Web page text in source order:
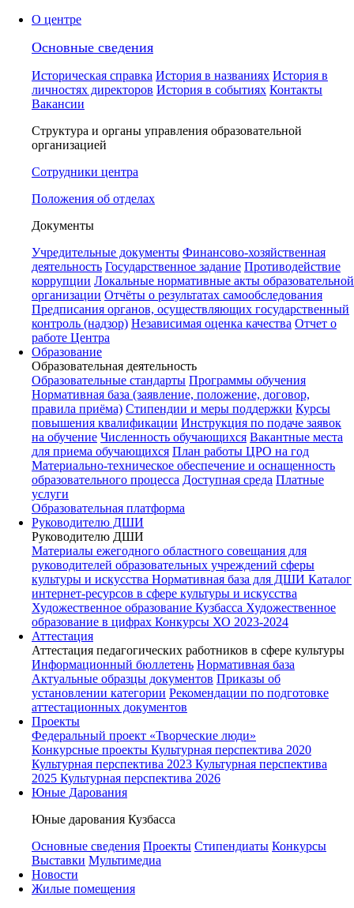
О центре
Основные сведения
Историческая справка История в названиях История в
личностях директоров История в событиях Контакты
Вакансии
Структура и органы управления образовательной
организацией
Сотрудники центра
Положения об отделах
Документы
Учредительные документы Финансово-хозяйственная
деятельность Государственное задание Противодействие
коррупции Локальные нормативные акты образовательной
организации Отчёты о результатах самообследования
Предписания органов, осуществляющих государственный
контроль (надзор) Независимая оценка качества Отчет о
работе Центра
Образование
Образовательная деятельность
Образовательные стандарты Программы обучения
Нормативная база (заявление, положение, договор,
правила приёма) Стипендии и меры поддержки Курсы
повышения квалификации Инструкция по подаче заявок
на обучение Численность обучающихся Вакантные места
для приема обучающихся План работы ЦРО на год
Материально-техническое обеспечение и оснащенность
образовательного процесса Доступная среда Платные
услуги
Образовательная платформа
Руководителю ДШИ
Руководителю ДШИ
Материалы ежегодного областного совещания для
руководителей образовательных учреждений сферы
культуры и искусства Нормативная база для ДШИ Каталог
интернет-ресурсов в сфере культуры и искусства
Художественное образование Кузбасса Художественное
образование в цифрах Конкурсы ХО 2023-2024
Аттестация
Аттестация педагогических работников в сфере культуры
Информационный бюллетень Нормативная база
Актуальные образцы документов Приказы об
установлении категории Рекомендации по подготовке
аттестационных документов
Проекты
Федеральный проект «Творческие люди»
Конкурсные проекты Культурная перспектива 2020
Культурная перспектива 2023 Культурная перспектива
2025 Культурная перспектива 2026
Юные Дарования
Юные дарования Кузбасса
Основные сведения Проекты Стипендиаты Конкурсы
Выставки Мультимедиа
Новости
Жилые помещения